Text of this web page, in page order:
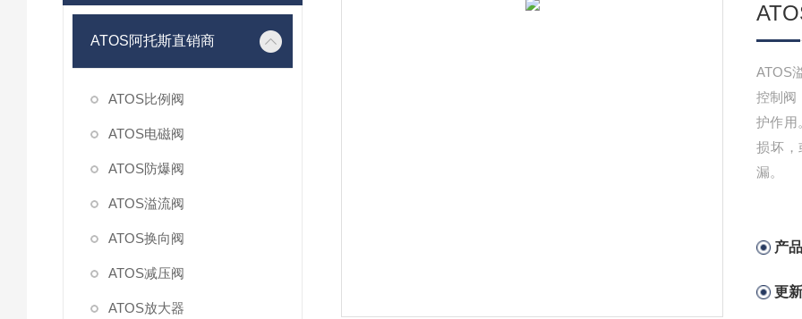
ATOS阿托斯直销商
ATOS比例阀
ATOS电磁阀
ATOS防爆阀
ATOS溢流阀
ATOS换向阀
ATOS减压阀
ATOS放大器
ATOS
控制阀
护作用
损坏
漏。
产
更